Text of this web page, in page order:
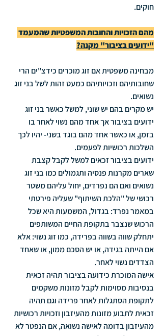
חוקים.
מהם הזכויות והחובות המשפטיות שהמעמד
"ידועים בציבור" מקנה?
מבחינה משפטית אם זוג מוכרים כידצ"ים הרי
שחובותיהם וזכויותיהם כמעט זהות לשל בני זוג
נשואים.
יש מקרים בהם יש שוני, למשל כאשר בני זוג
ידועים בציבור אך אחד מהם נשוי לאחר בו
בזמן, או כאשר אחד מהם בוגד בשני- יהיו לכך
השלכות רכושיות לפעמים.
ידועים בציבור זכאים למשל לקבל קצבת
שארים מקרנות פנסיה ותגמולים כמו בני זוג
נשואים ואם הם נפרדים, יחול עליהם משטר
רכושי של "הלכת השיתוף" שעליה פירטתי
במאמר נפרד: בגדול, המשמעות היא שכל
הרכוש שנצבר בתקופת החיים המשותפים
יתחלק שווה בשווה בפרידה, כמו זוג נשוי: אלא
אם הייתה בגידה, או יש הסכם ממון, או שאחד
הצדדים נשוי לאחר.
אישה המוכרת כידועה בציבור תהיה זכאית
בנסיבות מסוימות לקבל מזונות משקמים
לתקופת הסתגלות לאחר פרידה וגם תהיה
זכאית לתבוע מזונות מהעיזבון וזכויות רכושיות
מהעיזבון בדומה לאישה נשואה, אם הנפטר לא